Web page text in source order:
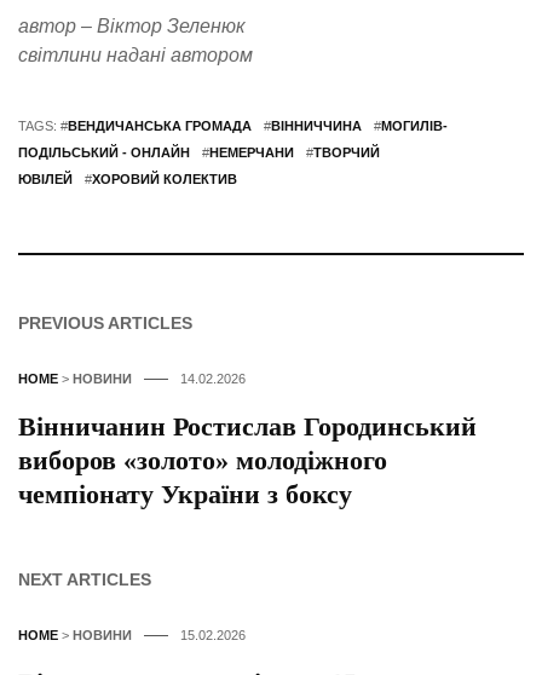
автор – Віктор Зеленюк
світлини надані автором
TAGS: #ВЕНДИЧАНСЬКА ГРОМАДА #ВІННИЧЧИНА #МОГИЛІВ-
ПОДІЛЬСЬКИЙ - ОНЛАЙН
#НЕМЕРЧАНИ #ТВОРЧИЙ
ЮВІЛЕЙ
#ХОРОВИЙ КОЛЕКТИВ
PREVIOUS ARTICLES
HOME > НОВИНИ 14.02.2026
Вінничанин Ростислав Городинський
виборов «золото» молодіжного
чемпіонату України з боксу
NEXT ARTICLES
HOME > НОВИНИ 15.02.2026